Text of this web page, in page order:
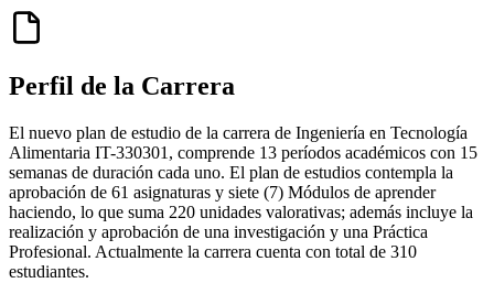
Perfil de la Carrera
El nuevo plan de estudio de la carrera de Ingeniería en Tecnología
Alimentaria IT-330301, comprende 13 períodos académicos con 15
semanas de duración cada uno. El plan de estudios contempla la
aprobación de 61 asignaturas y siete (7) Módulos de aprender
haciendo, lo que suma 220 unidades valorativas; además incluye la
realización y aprobación de una investigación y una Práctica
Profesional. Actualmente la carrera cuenta con total de 310
estudiantes.